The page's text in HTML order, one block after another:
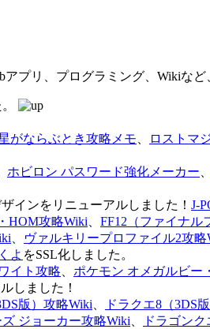
プリ、プログラミング、Wikiな
がならぶとき攻略メモ ロストマ
ホビロン パスワード強化メーカー
インをリニューアルしました！ J-
HOM攻略Wiki FF12（ファイナル
ヴァルキリープロファイル2攻略
よ をSSL化しました。
イト攻略 ポケモン オメガルビー
しました！
版）攻略Wiki ドラクエ8（3DS
ジョーカー攻略Wiki ドラゴン